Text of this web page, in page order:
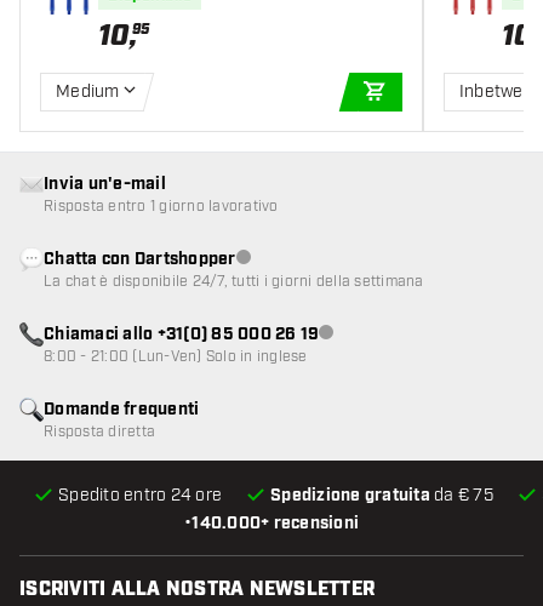
10,95
Medium
AGGIUNGI AL
10
Inbetween
•140.000+ recensioni
Spedito entro 24 ore Spedizione gratuita da € 75
Domande frequenti
Risposta diretta
Invia un'e-mail
Risposta entro 1 giorno lavorativo
Chatta con DartshopperServizio clienti non disponibile
La chat è disponibile 24/7, tutti i giorni della settimana
Chiamaci allo +31(0) 85 000 26 19Servizio clienti non disponibile
8:00 - 21:00 (Lun-Ven) Solo in inglese
ISCRIVITI ALLA NOSTRA NEWSLETTER